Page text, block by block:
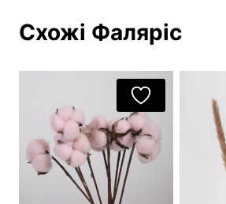
Схожі Фаляріс